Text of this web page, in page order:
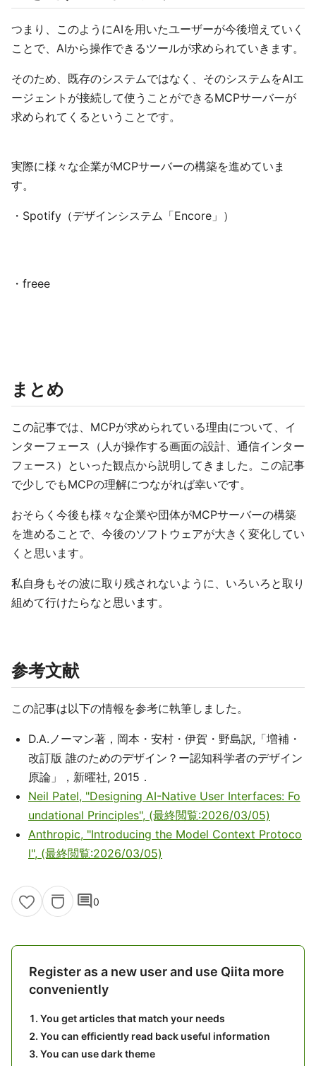
つまり、このようにAIを用いたユーザーが今後増えていく
ことで、AIから操作できるツールが求められていきます。
そのため、既存のシステムではなく、そのシステムをAIエ
ージェントが接続して使うことができるMCPサーバーが
求められてくるということです。
実際に様々な企業がMCPサーバーの構築を進めていま
す。
・Spotify（デザインシステム「Encore」）
・freee
まとめ
この記事では、MCPが求められている理由について、イ
ンターフェース（人が操作する画面の設計、通信インター
フェース）といった観点から説明してきました。この記事
で少しでもMCPの理解につながれば幸いです。
おそらく今後も様々な企業や団体がMCPサーバーの構築
を進めることで、今後のソフトウェアが大きく変化してい
くと思います。
私自身もその波に取り残されないように、いろいろと取り
組めて行けたらなと思います。
参考文献
この記事は以下の情報を参考に執筆しました。
D.A.ノーマン著，岡本・安村・伊賀・野島訳,「増補・
改訂版 誰のためのデザイン？ー認知科学者のデザイン
原論」，新曜社, 2015．
Neil Patel, "Designing AI-Native User Interfaces: Fo
undational Principles", (最終閲覧:2026/03/05)
Anthropic, "Introducing the Model Context Protoco
l", (最終閲覧:2026/03/05)
comment0
Register as a new user and use Qiita more
conveniently
You get articles that match your needs
You can efficiently read back useful information
You can use dark theme